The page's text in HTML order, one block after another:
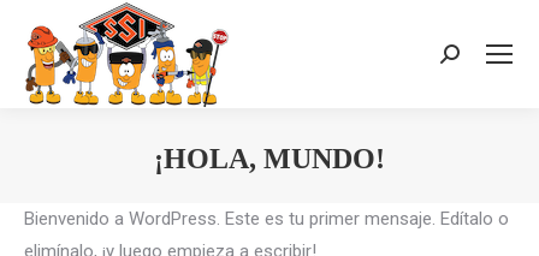
Buscar:
¡HOLA, MUNDO!
Bienvenido a WordPress. Este es tu primer mensaje. Edítalo o
elimínalo, ¡y luego empieza a escribir!